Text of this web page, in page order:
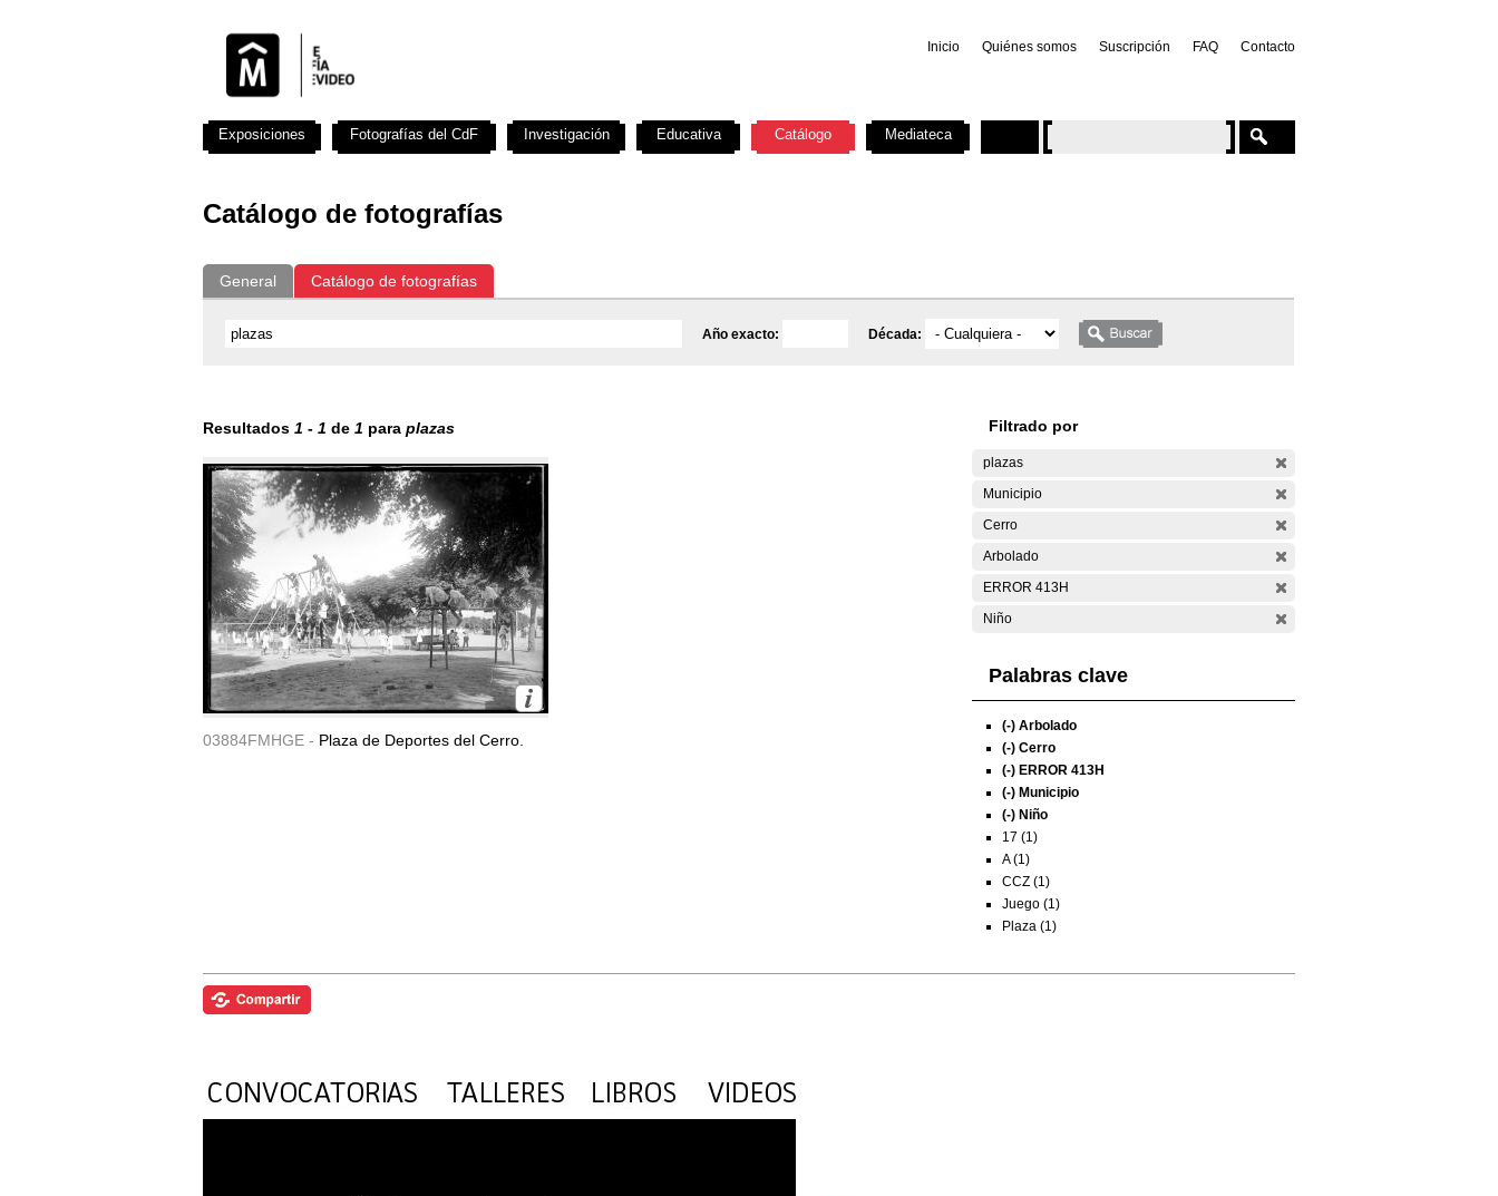
Inicio Quiénes somos Suscripción FAQ Contacto
Catálogo de fotografías
General Catálogo de fotografías
Año exacto: Década:
Resultados 1 - 1 de 1 para plazas
03884FMHGE - Plaza de Deportes del Cerro.
Filtrado por
plazas
Municipio
Cerro
Arbolado
ERROR 413H
Niño
Palabras clave
(-) Arbolado
(-) Cerro
(-) ERROR 413H
(-) Municipio
(-) Niño
17 (1)
A (1)
CCZ (1)
Juego (1)
Plaza (1)
Exposiciones Fotografías del CdF Investigación Educativa Catálogo Mediateca